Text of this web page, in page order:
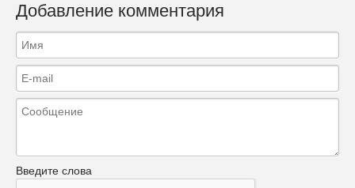
Добавление комментария
Введите слова